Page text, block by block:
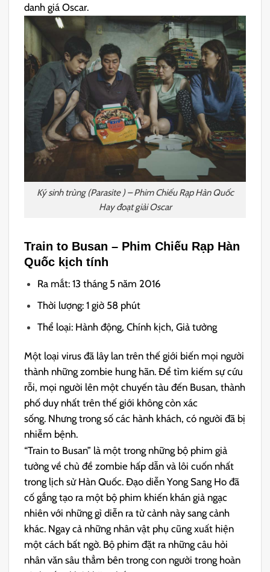
danh giá Oscar.
Ký sinh trùng (Parasite ) – Phim Chiếu Rạp Hàn Quốc
Hay đoạt giải Oscar
Train to Busan – Phim Chiếu Rạp Hàn
Quốc kịch tính
Ra mắt: 13 tháng 5 năm 2016
Thời lượng: 1 giờ 58 phút
Thể loại: Hành động, Chính kịch, Giả tưởng
Một loại virus đã lây lan trên thế giới biến mọi người
thành những zombie hung hãn. Để tìm kiếm sự cứu
rỗi, mọi người lên một chuyến tàu đến Busan, thành
phố duy nhất trên thế giới không còn xác
sống. Nhưng trong số các hành khách, có người đã bị
nhiễm bệnh.
“Train to Busan” là một trong những bộ phim giả
tưởng về chủ đề zombie hấp dẫn và lôi cuốn nhất
trong lịch sử Hàn Quốc. Đạo diễn Yong Sang Ho đã
cố gắng tạo ra một bộ phim khiến khán giả ngạc
nhiên với những gì diễn ra từ cảnh này sang cảnh
khác. Ngay cả những nhân vật phụ cũng xuất hiện
một cách bất ngờ. Bộ phim đặt ra những câu hỏi
nhân văn sâu thẳm bên trong con người trong hoàn